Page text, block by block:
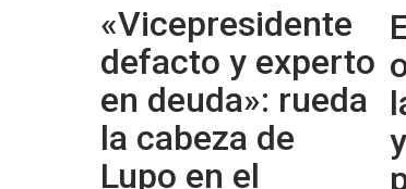
«Vicepresidente
defacto y experto
en deuda»: rueda
la cabeza de
Lupo en el